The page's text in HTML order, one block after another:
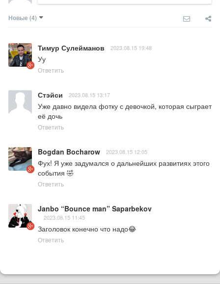
Новые (4)
Тимур Сулейманов 2023.08.15 19:48
Уу
Ответить
Стэйси 2023.08.15 13:17
Уже давно видела фотку с девочкой, которая сыграет
её дочь
Ответить
Bogdan Bocharow 2023.08.15 12:05
Фух! Я уже задумался о дальнейших развитиях этого
события 🤣
Ответить
Janbo “Bounce man” Saparbekov
2023.08.15 11:45
Заголовок конечно что надо😂
Ответить